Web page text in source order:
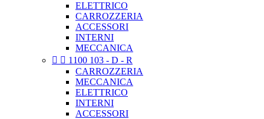
ELETTRICO
CARROZZERIA
ACCESSORI
INTERNI
MECCANICA
  1100 103 - D - R
CARROZZERIA
MECCANICA
ELETTRICO
INTERNI
ACCESSORI